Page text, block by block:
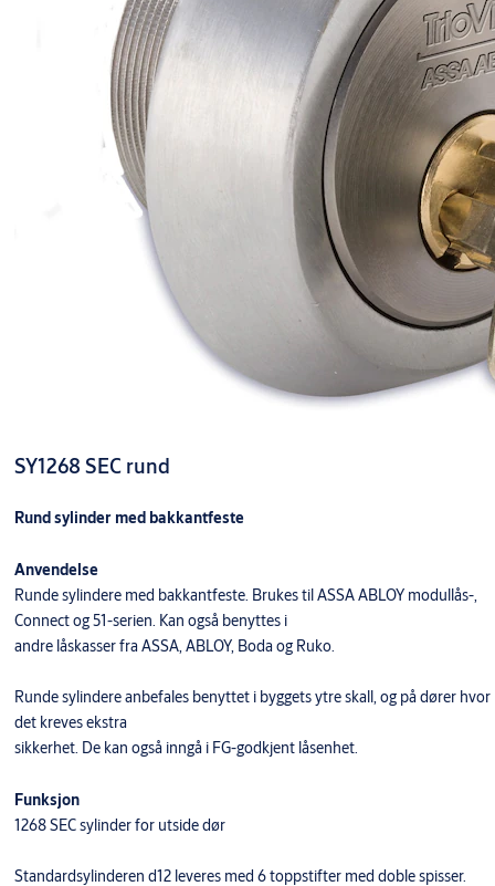
SY1268 SEC rund
Rund sylinder med bakkantfeste
Anvendelse
Runde sylindere med bakkantfeste. Brukes til ASSA ABLOY modullås-,
Connect og 51-serien. Kan også benyttes i
andre låskasser fra ASSA, ABLOY, Boda og Ruko.
Runde sylindere anbefales benyttet i byggets ytre skall, og på dører hvor
det kreves ekstra
sikkerhet. De kan også inngå i FG-godkjent låsenhet.
Funksjon
1268 SEC sylinder for utside dør
Standardsylinderen d12 leveres med 6 toppstifter med doble spisser.